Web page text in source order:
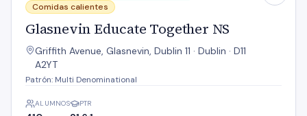
Comidas calientes
Glasnevin Educate Together NS
Griffith Avenue, Glasnevin, Dublin 11 · Dublin · D11
A2YT
Patrón: Multi Denominational
ALUMNOS PTR